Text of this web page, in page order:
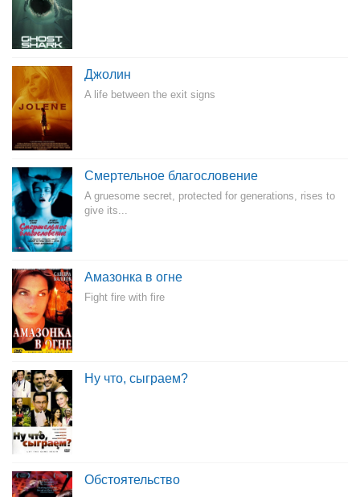
Джолин
A life between the exit signs
Смертельное благословение
A gruesome secret, protected for generations, rises to
give its...
Амазонка в огне
Fight fire with fire
Ну что, сыграем?
Обстоятельство